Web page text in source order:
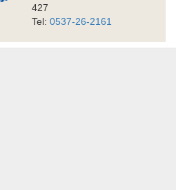
427
Tel: 0537-26-2161